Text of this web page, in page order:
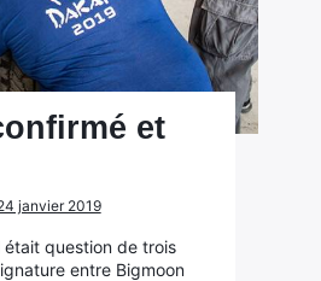
et
janvier 2019
question de trois
entre Bigmoon